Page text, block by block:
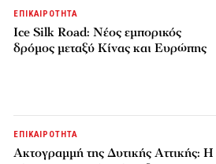
ΕΠΙΚΑΙΡΟΤΗΤΑ
Ice Silk Road: Nέος εμπορικός
δρόμος μεταξύ Κίνας και Ευρώπης
ΕΠΙΚΑΙΡΟΤΗΤΑ
Ακτογραμμή της Δυτικής Αττικής: Η